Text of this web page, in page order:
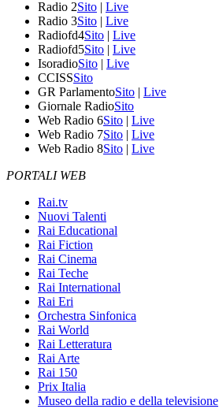
Radio 2Sito | Live
Radio 3Sito | Live
Radiofd4Sito | Live
Radiofd5Sito | Live
IsoradioSito | Live
CCISSSito
GR ParlamentoSito | Live
Giornale RadioSito
Web Radio 6Sito | Live
Web Radio 7Sito | Live
Web Radio 8Sito | Live
PORTALI WEB
Rai.tv
Nuovi Talenti
Rai Educational
Rai Fiction
Rai Cinema
Rai Teche
Rai International
Rai Eri
Orchestra Sinfonica
Rai World
Rai Letteratura
Rai Arte
Rai 150
Prix Italia
Museo della radio e della televisione